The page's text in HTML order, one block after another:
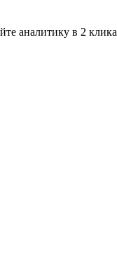
аналитику в 2 клика